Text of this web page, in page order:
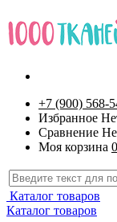
+7 (900) 568-
Избранное
Сравнение
Моя корзина 0
Каталог товаров
Каталог товаров